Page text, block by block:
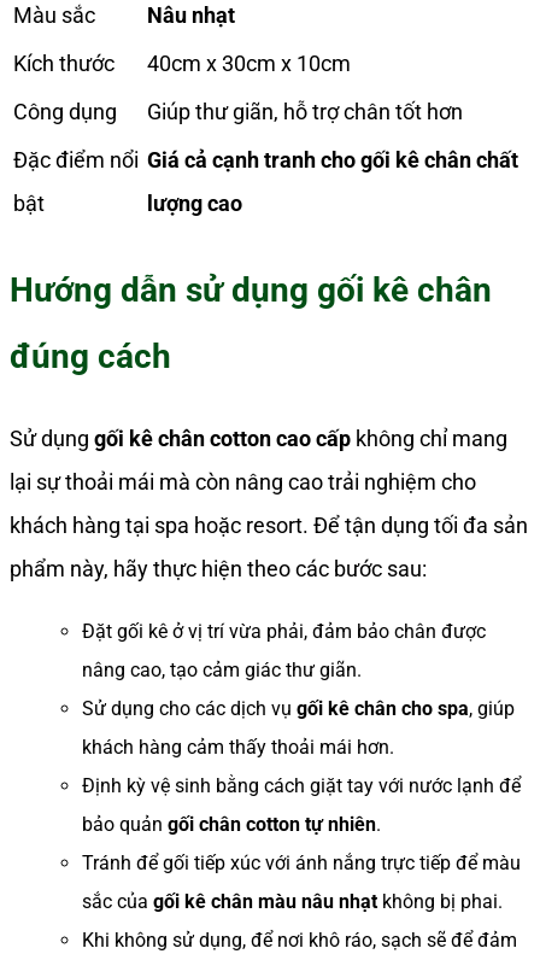
Màu sắc
Nâu nhạt
Kích thước
40cm x 30cm x 10cm
Công dụng
Giúp thư giãn, hỗ trợ chân tốt hơn
Đặc điểm nổi
bật
Giá cả cạnh tranh cho gối kê chân chất
lượng cao
Hướng dẫn sử dụng gối kê chân
đúng cách
Sử dụng gối kê chân cotton cao cấp không chỉ mang
lại sự thoải mái mà còn nâng cao trải nghiệm cho
khách hàng tại spa hoặc resort. Để tận dụng tối đa sản
phẩm này, hãy thực hiện theo các bước sau:
Đặt gối kê ở vị trí vừa phải, đảm bảo chân được
nâng cao, tạo cảm giác thư giãn.
Sử dụng cho các dịch vụ gối kê chân cho spa, giúp
khách hàng cảm thấy thoải mái hơn.
Định kỳ vệ sinh bằng cách giặt tay với nước lạnh để
bảo quản gối chân cotton tự nhiên.
Tránh để gối tiếp xúc với ánh nắng trực tiếp để màu
sắc của gối kê chân màu nâu nhạt không bị phai.
Khi không sử dụng, để nơi khô ráo, sạch sẽ để đảm